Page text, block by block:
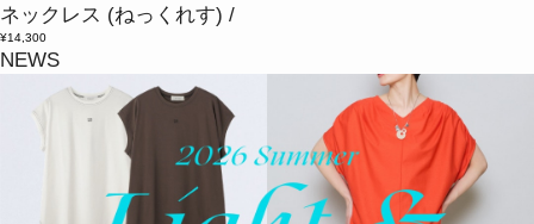
ネックレス (ねっくれす) /
¥14,300
NEWS